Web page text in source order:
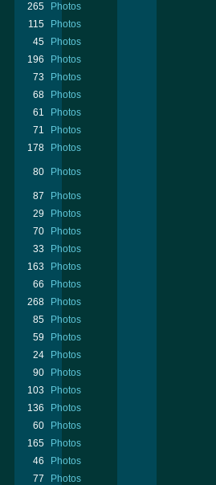
265
Photos
115
Photos
45
Photos
196
Photos
73
Photos
68
Photos
61
Photos
71
Photos
178 Photos
80 Photos
87
Photos
29
Photos
70
Photos
33
Photos
163
Photos
66
Photos
268
Photos
85
Photos
59
Photos
24
Photos
90
Photos
103
Photos
136
Photos
60
Photos
165
Photos
46
Photos
77
Photos